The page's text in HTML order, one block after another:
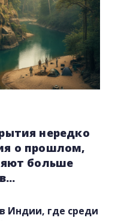
нередко
о прошлом,
больше
Индии, где среди